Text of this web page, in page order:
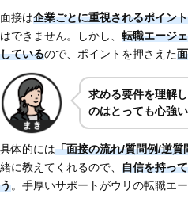
面接は企業ごとに重視されるポイン
はできません。しかし、 転職エージ
しているので、ポイントを押さえた
求める要件を理解
のはとっても心強い
具体的には「面接の流れ/質問例/逆質
緒に教えてくれるので、 自信を持っ
う。手厚いサポートがウリの転職エー